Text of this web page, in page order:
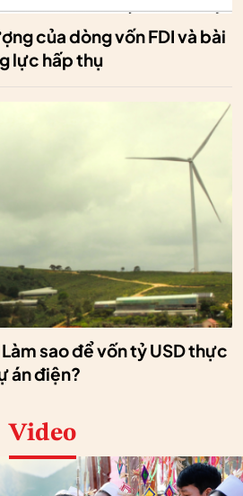
của dòng vốn FDI và bài
lực hấp thụ
sao để vốn tỷ USD thực
án điện?
Video